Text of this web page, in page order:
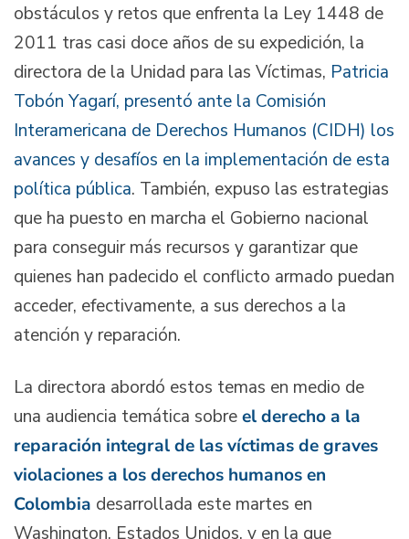
obstáculos y retos que enfrenta la Ley 1448 de
2011 tras casi doce años de su expedición, la
directora de la Unidad para las Víctimas, Patricia
Tobón Yagarí, presentó ante la Comisión
Interamericana de Derechos Humanos (CIDH) los
avances y desafíos en la implementación de esta
política pública. También, expuso las estrategias
que ha puesto en marcha el Gobierno nacional
para conseguir más recursos y garantizar que
quienes han padecido el conflicto armado puedan
acceder, efectivamente, a sus derechos a la
atención y reparación.
La directora abordó estos temas en medio de
una audiencia temática sobreel derecho a la
reparación integral de las víctimas de graves
violaciones a los derechos humanos en
Colombia desarrollada este martes en
Washington, Estados Unidos, y en la que